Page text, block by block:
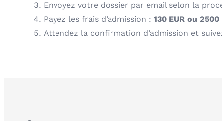
Envoyez votre dossier par email selon la
Payez les frais d’admission : 130 EUR ou 2500
Attendez la confirmation d’admission et